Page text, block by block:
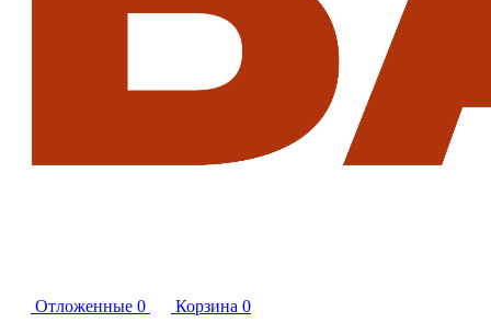
Отложенные 0 Корзина 0